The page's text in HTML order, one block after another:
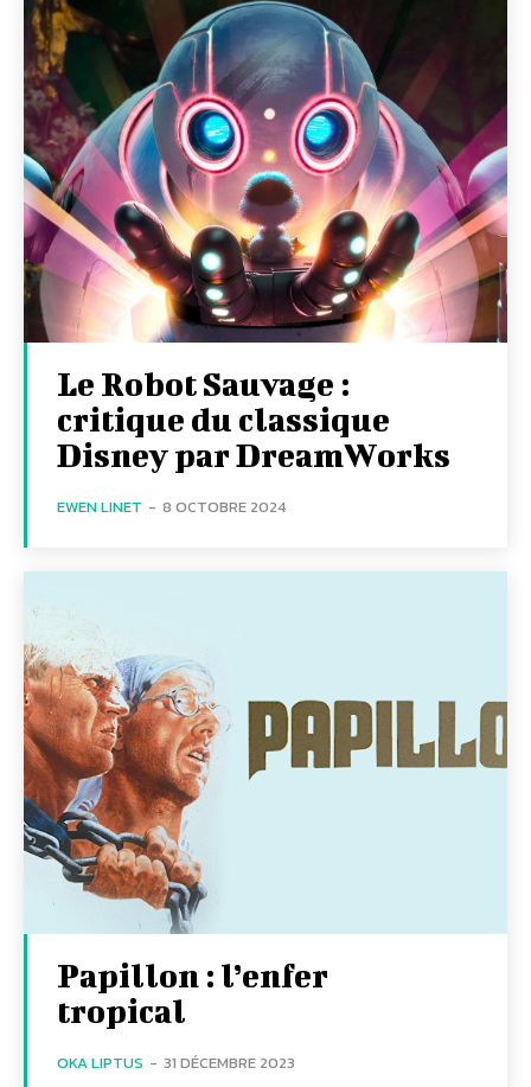
Le Robot Sauvage :
critique du classique
Disney par DreamWorks
EWEN LINET - 8 OCTOBRE 2024
Papillon : l’enfer
tropical
OKA LIPTUS - 31 DÉCEMBRE 2023